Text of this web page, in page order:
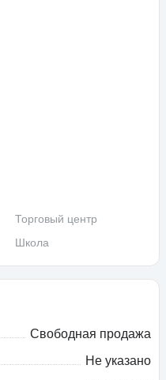
Торговый центр
Школа
Свободная продажа
Не указано